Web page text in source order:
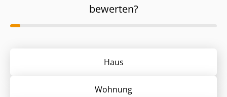
bewerten?
Haus
Wohnung